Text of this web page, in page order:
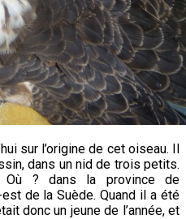
sur l’origine de cet oiseau. Il
dans un nid de trois petits.
? dans la province de
de la Suède. Quand il a été
donc un jeune de l’année, et